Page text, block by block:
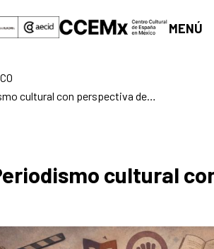
MENÚ
Taller | Periodismo cultural con perspectiva de género
cultural